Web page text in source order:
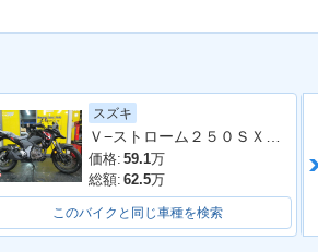
年 CRF250RALLY
・カラーチェンジ
スズキ
価格: 59.1万
総額: 62.5万
このバイクと同じ車種を検索